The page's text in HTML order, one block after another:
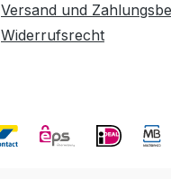
Versand und
Widerrufsrecht